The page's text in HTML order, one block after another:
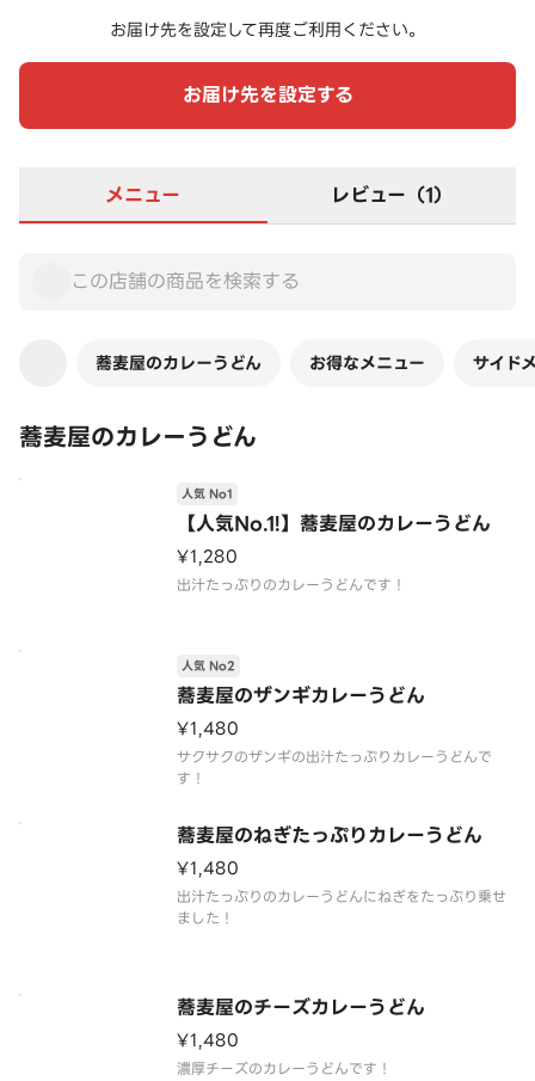
お届け先を設定して再度ご利用ください。
お届け先を設定する
メニュー レビュー（1）
蕎麦屋のカレーうどん お得なメニュー サイド
蕎麦屋のカレーうどん
【人気No.1!】蕎麦屋のカレーうどん
人気 No1
¥1,280
出汁たっぷりのカレーうどんです！
蕎麦屋のザンギカレーうどん
人気 No2
¥1,480
サクサクのザンギの出汁たっぷりカレーうどんで
す！
蕎麦屋のねぎたっぷりカレーうどん
¥1,480
出汁たっぷりのカレーうどんにねぎをたっぷり乗せ
ました！
蕎麦屋のチーズカレーうどん
¥1,480
濃厚チーズのカレーうどんです！